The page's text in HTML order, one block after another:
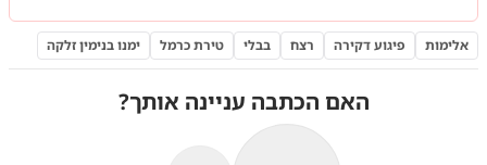
אלימות פיגוע דקירה רצח בבלי טירת כרמל ימנו בנימין זלקה
האם הכתבה עניינה אותך?